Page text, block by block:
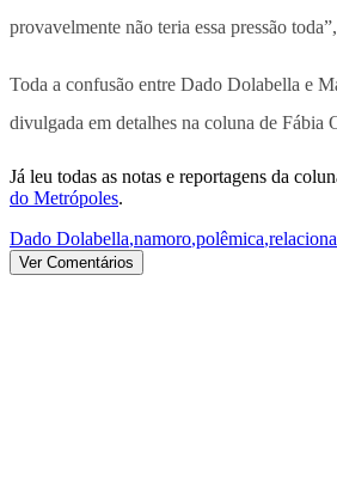
provavelmente não teria essa pressão
Toda a confusão entre Dado Dolabella e
divulgada em detalhes na coluna de Fábia
Já leu todas as notas e reportagens da
do Metrópoles.
Dado Dolabella,namoro,polêmica,
Ver Comentários